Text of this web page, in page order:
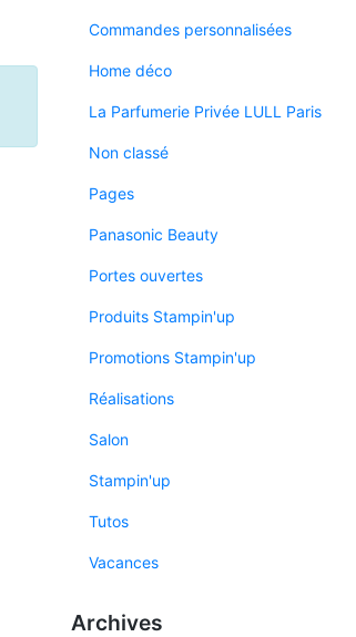
Commandes personnalisées
Home déco
La Parfumerie Privée LULL Paris
Non classé
Pages
Panasonic Beauty
Portes ouvertes
Produits Stampin'up
Promotions Stampin'up
Réalisations
Salon
Stampin'up
Tutos
Vacances
Archives